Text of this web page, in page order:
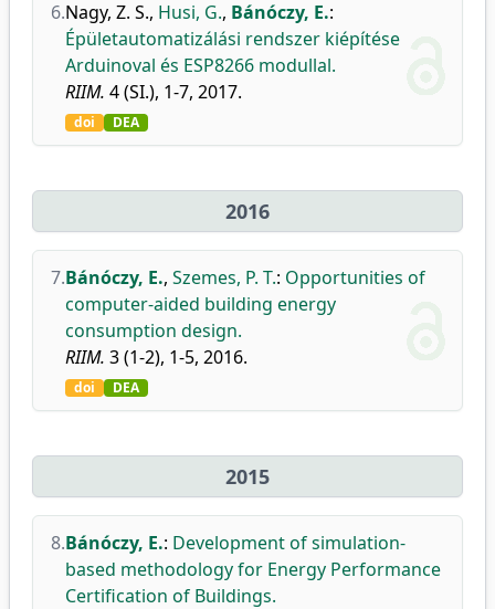
6.Nagy, Z. S., Husi, G., Bánóczy, E.:
Épületautomatizálási rendszer kiépítése
Arduinoval és ESP8266 modullal.
RIIM. 4 (SI.), 1-7, 2017.
doi DEA
2016
7.Bánóczy, E., Szemes, P. T.: Opportunities of
computer-aided building energy
consumption design.
RIIM. 3 (1-2), 1-5, 2016.
doi DEA
2015
8.Bánóczy, E.: Development of simulation-
based methodology for Energy Performance
Certification of Buildings.